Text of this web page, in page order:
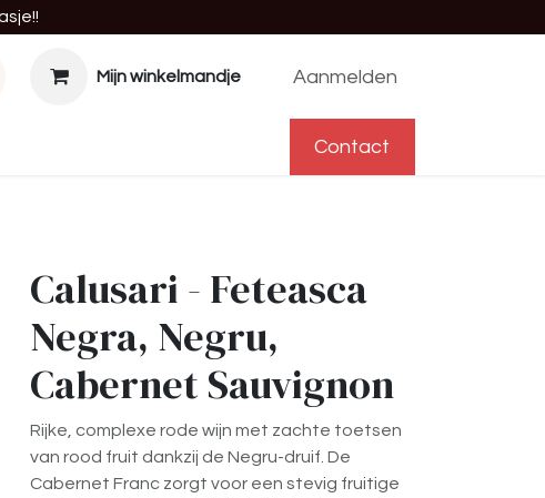
Mijn winkelmandje Aanmelden
Contact
Contact
Calusari - Feteasca
Negra, Negru,
Cabernet Sauvignon
Rijke, complexe rode wijn met zachte toetsen
van rood fruit dankzij de Negru-druif. De
Cabernet Franc zorgt voor een stevig fruitige